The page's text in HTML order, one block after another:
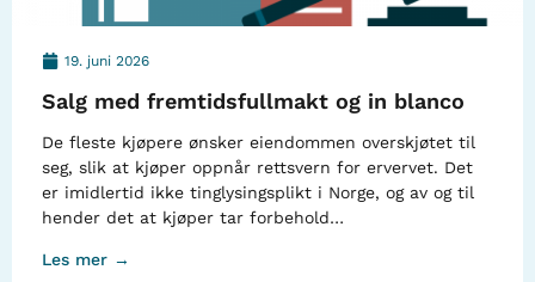
19. juni 2026
Salg med fremtidsfullmakt og in blanco
De fleste kjøpere ønsker eiendommen overskjøtet til
seg, slik at kjøper oppnår rettsvern for ervervet. Det
er imidlertid ikke tinglysingsplikt i Norge, og av og til
hender det at kjøper tar forbehold…
Les mer →